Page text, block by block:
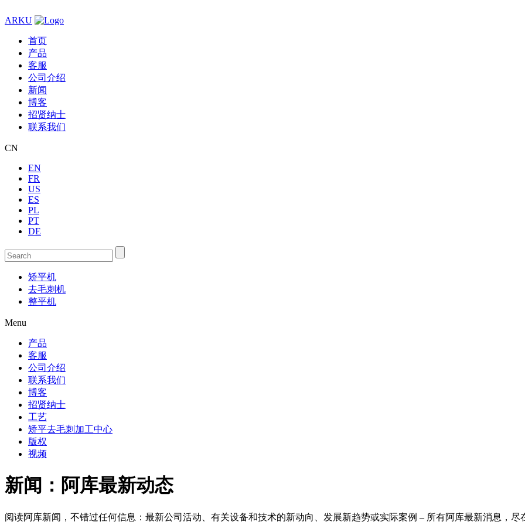
ARKU
首页
产品
客服
公司介绍
新闻
博客
招贤纳士
联系我们
CN
EN
FR
US
ES
PL
PT
DE
矫平机
去毛刺机
整平机
Menu
产品
客服
公司介绍
联系我们
博客
招贤纳士
工艺
矫平去毛刺加工中心
版权
视频
新闻：阿库最新动态
阅读阿库新闻，不错过任何信息：最新公司活动、有关设备和技术的新动向、发展新趋势或实际案例 – 所有阿库最新消息，尽